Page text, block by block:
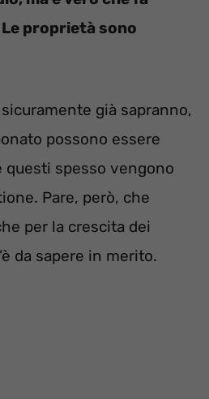
proprietà sono
già sapranno,
possono essere
spesso vengono
Pare, però, che
per la crescita dei
da sapere in merito.